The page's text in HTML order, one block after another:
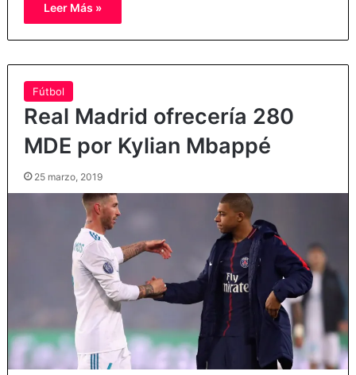
Leer Más »
Fútbol
Real Madrid ofrecería 280
MDE por Kylian Mbappé
25 marzo, 2019